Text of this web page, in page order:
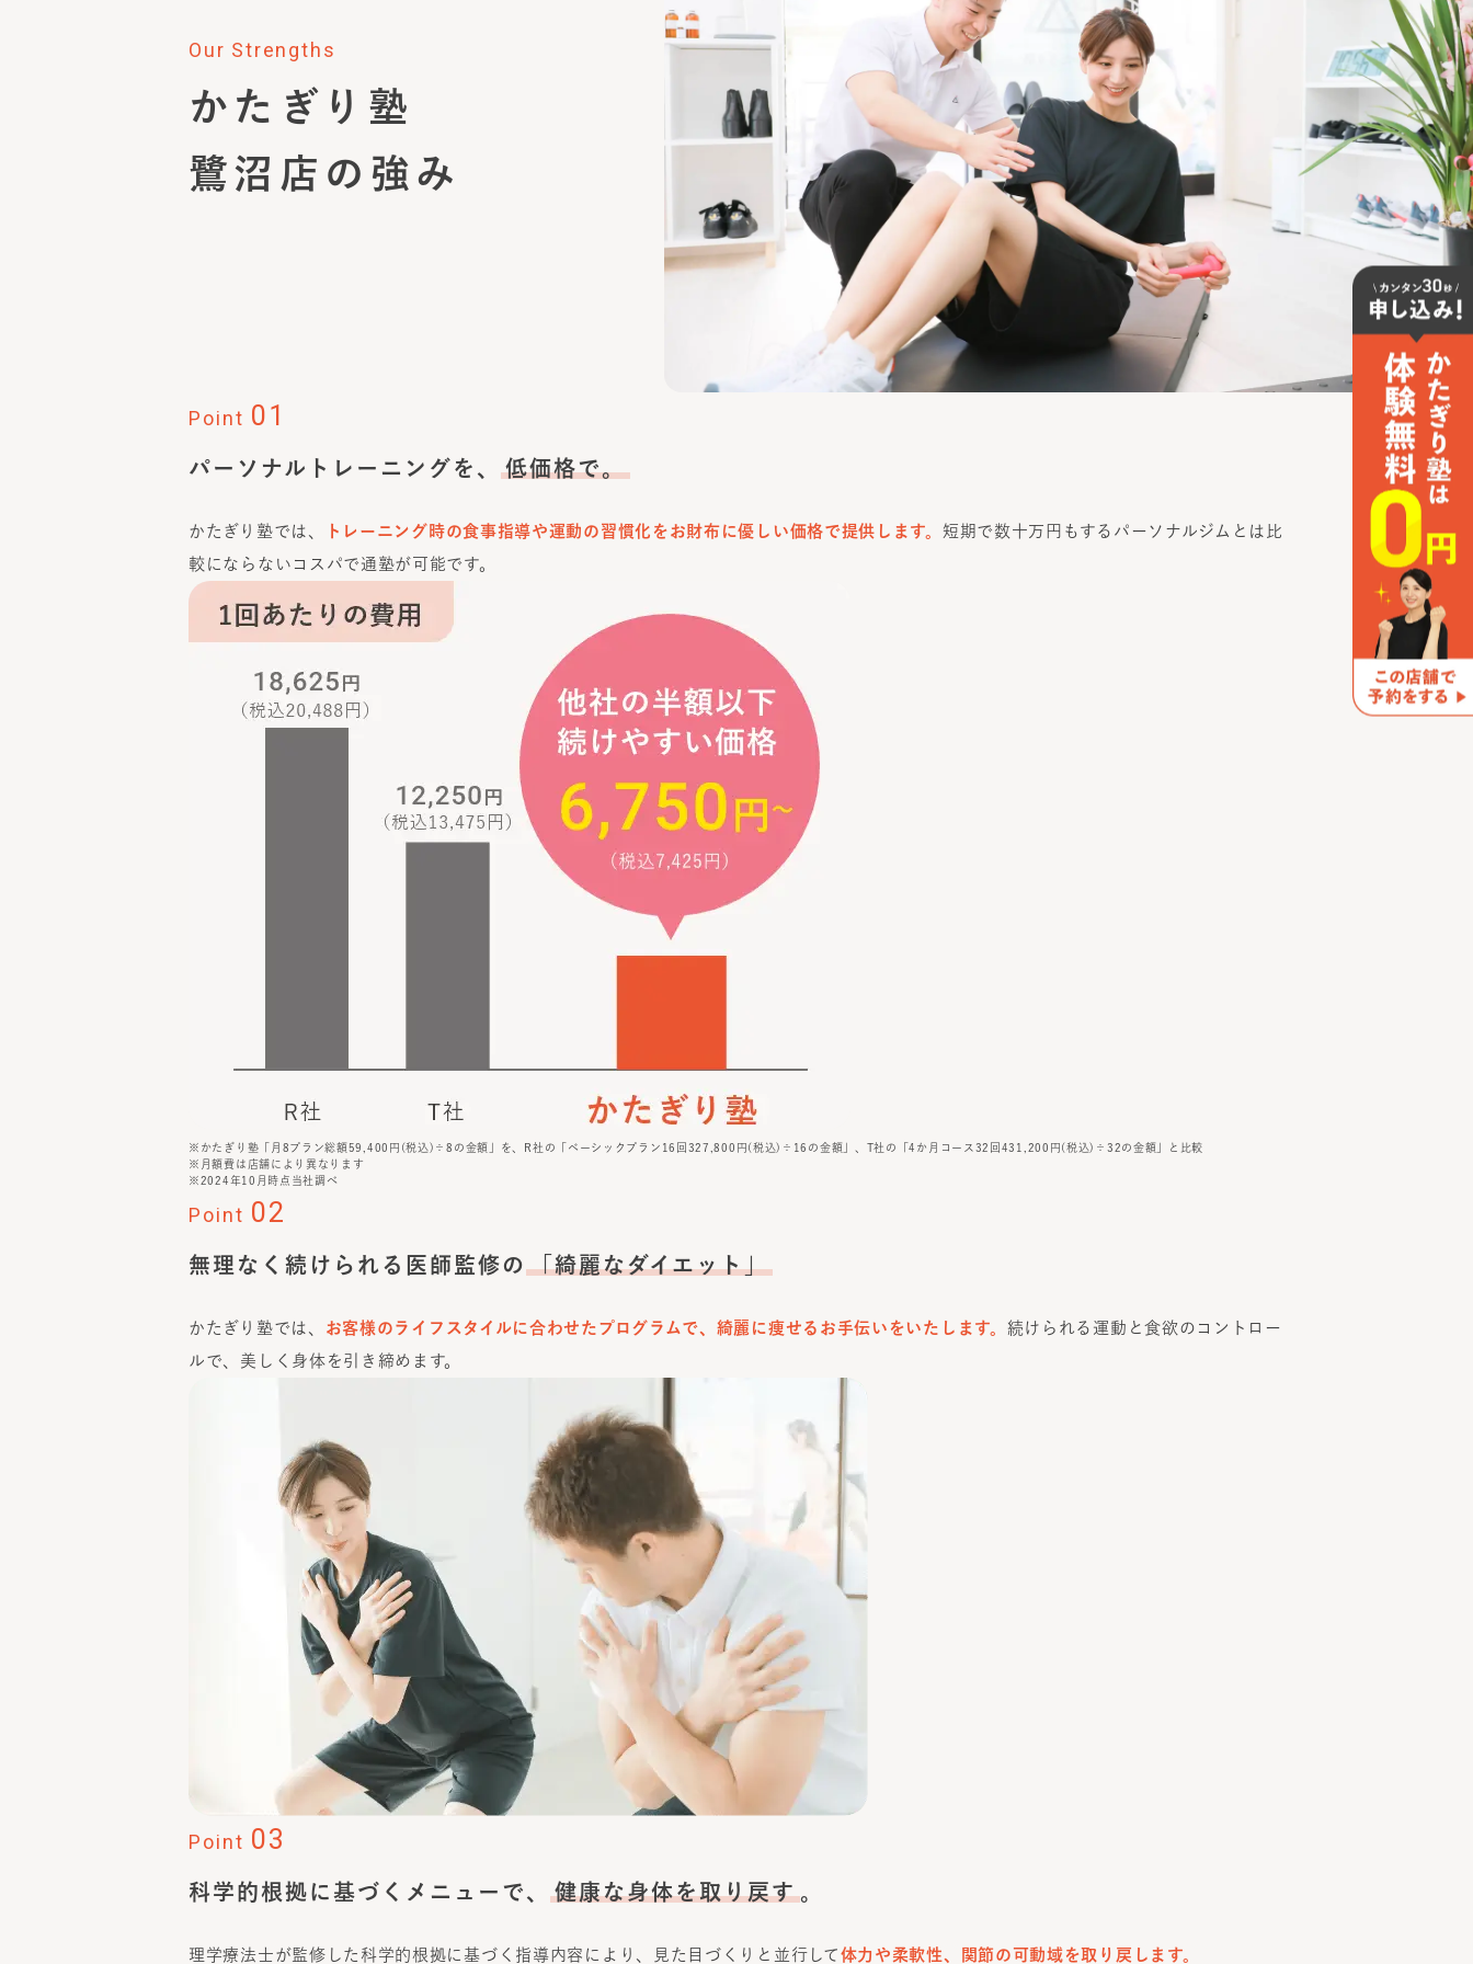
かたぎり塾
鷺沼店 の強み
Our Strengths
パーソナルトレーニングを、 低価格で。
Point 01
かたぎり塾では、 トレーニング時の食事指導や運動の習慣化をお財布に優しい価格で提供します。 短期で数十万円もするパーソナルジムとは比
較にならないコスパで通塾が可能です。
※かたぎり塾「月8プラン総額59,400円(税込)÷8の金額」を、R社の「ベーシックプラン16回327,800円(税込)÷16の金額」、T社の「4か月コース32回431,200円(税込)÷32の金額」と比較
※月額費は店舗により異なります
※2024年10月時点当社調べ
無理なく続けられる医師監修の 「綺麗なダイエット」
Point 02
かたぎり塾では、 お客様のライフスタイルに合わせたプログラムで、綺麗に痩せるお手伝いをいたします。 続けられる運動と食欲のコントロー
ルで、美しく身体を引き締めます。
科学的根拠に基づくメニューで、 健康な身体を取り戻す 。
Point 03
理学療法士が監修した科学的根拠に基づく指導内容により、見た目づくりと並行して 体力や柔軟性、関節の可動域を取り戻します。